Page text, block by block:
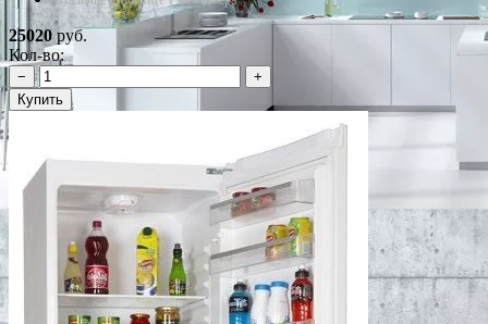
25020 руб.
Кол-во:
−
+
Купить